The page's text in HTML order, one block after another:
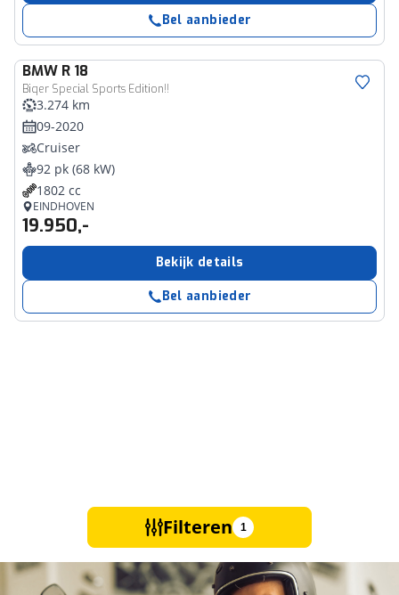
Bel aanbieder
BMW R 18
Biqer Special Sports Edition!!
3.274 km
09-2020
Cruiser
92 pk (68 kW)
1802 cc
EINDHOVEN
19.950,-
Bekijk details
Bel aanbieder
Filteren 1